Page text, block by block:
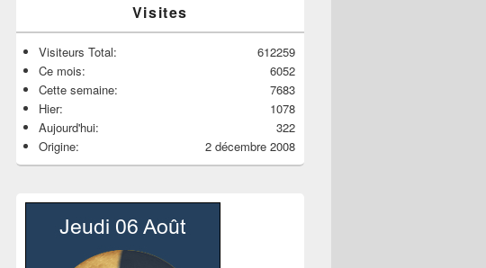
Visites
612259
Visiteurs Total:
6052
Ce mois:
7683
Cette semaine:
1078
Hier:
322
Aujourd'hui:
2 décembre 2008
Origine: